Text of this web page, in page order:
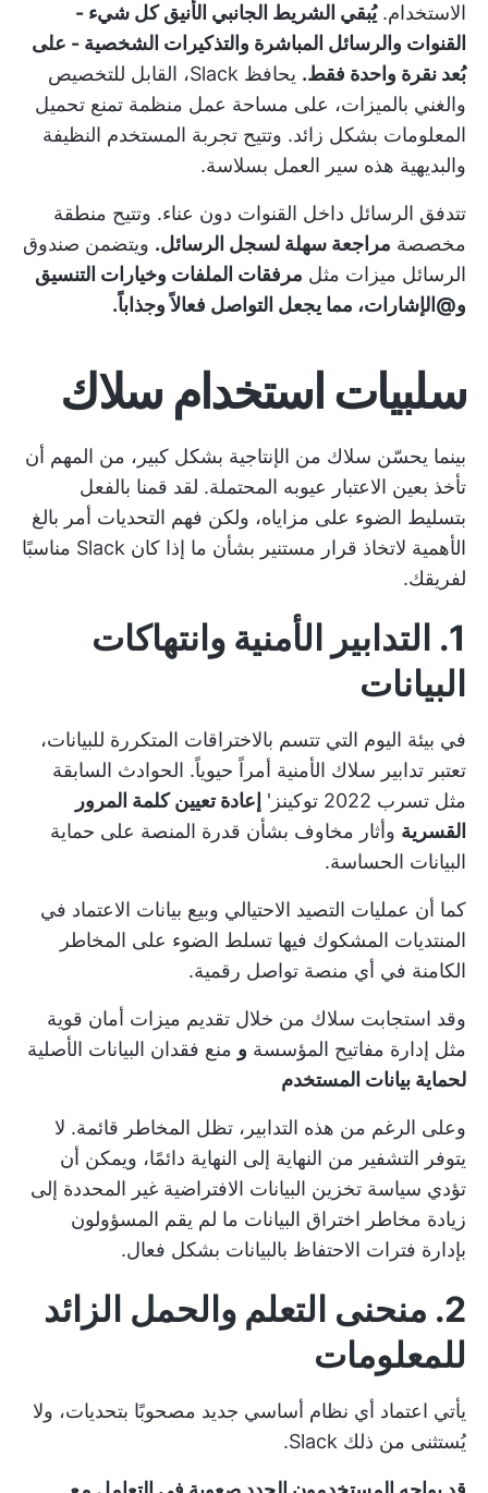
الاستخدام.يُبقي الشريط الجانبي الأنيق كل شيء -
القنوات والرسائل المباشرة والتذكيرات الشخصية - على
بُعد نقرة واحدة فقط.
يحافظ Slack، القابل للتخصيص
والغني بالميزات، على مساحة عمل منظمة تمنع تحميل
المعلومات بشكل زائد. وتتيح تجربة المستخدم النظيفة
والبديهية هذه سير العمل بسلاسة.
تتدفق الرسائل داخل القنوات دون عناء. وتتيح منطقة
مخصصة مراجعة سهلة لسجل الرسائل. ويتضمن صندوق
الرسائل ميزات مثل مرفقات الملفات وخيارات التنسيق
و@الإشارات، مما يجعل التواصل فعالاً وجذاباً.
سلبيات استخدام سلاك
بينما يحسّن سلاك من الإنتاجية بشكل كبير، من المهم أن
تأخذ بعين الاعتبار عيوبه المحتملة. لقد قمنا بالفعل
بتسليط الضوء على مزاياه، ولكن فهم التحديات أمر بالغ
الأهمية لاتخاذ قرار مستنير بشأن ما إذا كان Slack مناسبًا
لفريقك.
1. التدابير الأمنية وانتهاكات
البيانات
في بيئة اليوم التي تتسم بالاختراقات المتكررة للبيانات،
تعتبر تدابير سلاك الأمنية أمراً حيوياً. الحوادث السابقة
مثل تسرب 2022 توكينز'
إعادة تعيين كلمة المرور
القسرية وأثار مخاوف بشأن قدرة المنصة على حماية
البيانات الحساسة.
كما أن عمليات التصيد الاحتيالي وبيع بيانات الاعتماد في
المنتديات المشكوك فيها تسلط الضوء على المخاطر
الكامنة في أي منصة تواصل رقمية.
وقد استجابت سلاك من خلال تقديم ميزات أمان قوية
مثل إدارة مفاتيح المؤسسة و منع فقدان البيانات الأصلية
لحماية بيانات المستخدم
وعلى الرغم من هذه التدابير، تظل المخاطر قائمة. لا
يتوفر التشفير من النهاية إلى النهاية دائمًا، ويمكن أن
تؤدي سياسة تخزين البيانات الافتراضية غير المحددة إلى
زيادة مخاطر اختراق البيانات ما لم يقم المسؤولون
بإدارة فترات الاحتفاظ بالبيانات بشكل فعال.
2. منحنى التعلم والحمل الزائد
للمعلومات
يأتي اعتماد أي نظام أساسي جديد مصحوبًا بتحديات، ولا
يُستثنى من ذلك Slack.